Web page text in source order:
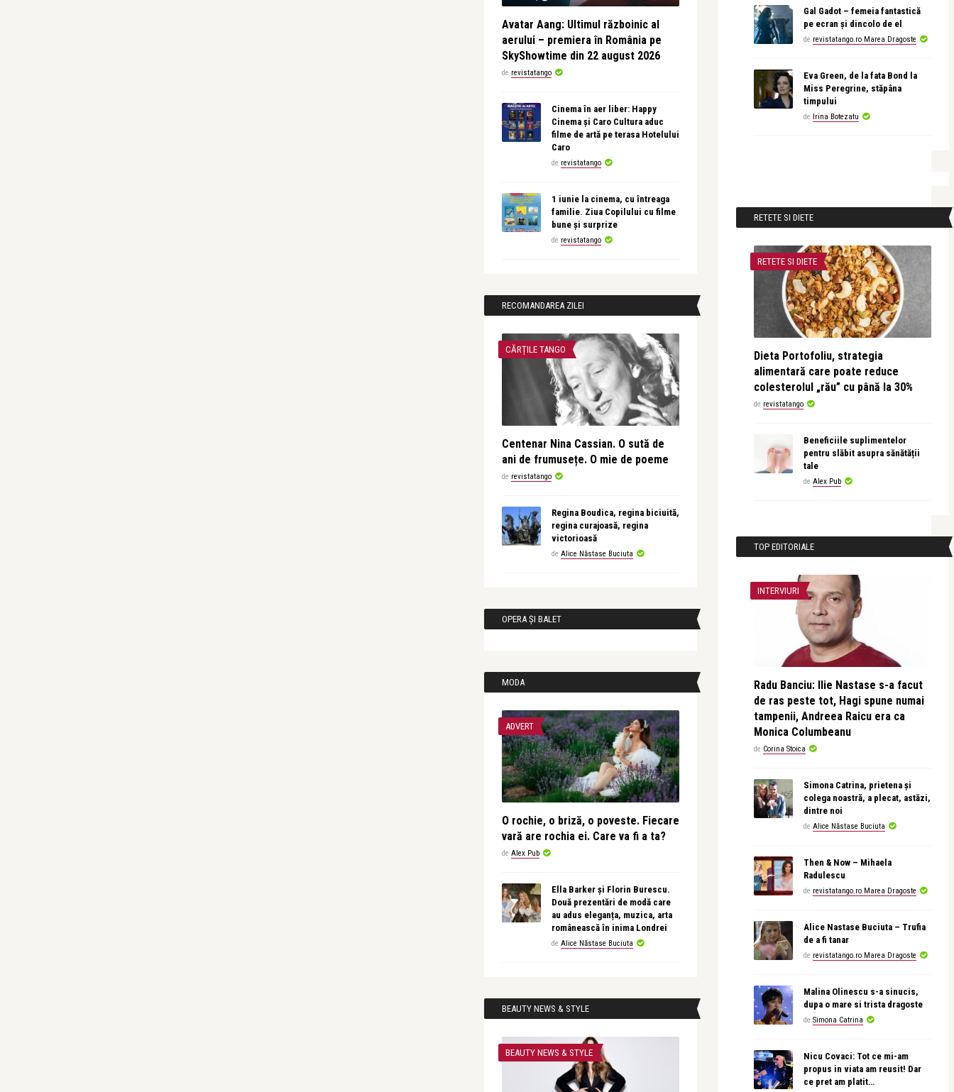
Avatar Aang: Ultimul războinic al
aerului – premiera în România pe
SkyShowtime din 22 august 2026
de revistatango
Cinema în aer liber: Happy
Cinema și Caro Cultura aduc
filme de artă pe terasa Hotelului
Caro
de revistatango
1 iunie la cinema, cu întreaga
familie. Ziua Copilului cu filme
bune și surprize
de revistatango
RECOMANDAREA ZILEI
CĂRȚILE TANGO
Centenar Nina Cassian. O sută de
ani de frumusețe. O mie de poeme
de revistatango
Regina Boudica, regina biciuită,
regina curajoasă, regina
victorioasă
de Alice Năstase Buciuta
OPERA ȘI BALET
MODA
ADVERT
O rochie, o briză, o poveste. Fiecare
vară are rochia ei. Care va fi a ta?
de Alex Pub
Ella Barker și Florin Burescu.
Două prezentări de modă care
au adus eleganța, muzica, arta
românească în inima Londrei
de Alice Năstase Buciuta
BEAUTY NEWS & STYLE
BEAUTY NEWS & STYLE
Gal Gadot – femeia fantastică
pe ecran și dincolo de el
de revistatango.ro Marea Dragoste
Eva Green, de la fata Bond la
Miss Peregrine, stăpâna
timpului
de Irina Botezatu
RETETE SI DIETE
RETETE SI DIETE
Dieta Portofoliu, strategia
alimentară care poate reduce
colesterolul „rău” cu până la 30%
de revistatango
Beneficiile suplimentelor
pentru slăbit asupra sănătății
tale
de Alex Pub
TOP EDITORIALE
INTERVIURI
Radu Banciu: Ilie Nastase s-a facut
de ras peste tot, Hagi spune numai
tampenii, Andreea Raicu era ca
Monica Columbeanu
de Corina Stoica
Simona Catrina, prietena și
colega noastră, a plecat, astăzi,
dintre noi
de Alice Năstase Buciuta
Then & Now – Mihaela
Radulescu
de revistatango.ro Marea Dragoste
Alice Nastase Buciuta – Trufia
de a fi tanar
de revistatango.ro Marea Dragoste
Malina Olinescu s-a sinucis,
dupa o mare si trista dragoste
de Simona Catrina
Nicu Covaci: Tot ce mi-am
propus in viata am reusit! Dar
ce pret am platit…